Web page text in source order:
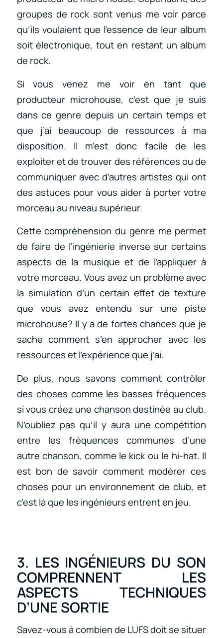
groupes de rock sont venus me voir parce
qu’ils voulaient que l’essence de leur album
soit électronique, tout en restant un album
de rock.
Si vous venez me voir en tant que
producteur microhouse, c’est que je suis
dans ce genre depuis un certain temps et
que j’ai beaucoup de ressources à ma
disposition. Il m’est donc facile de les
exploiter et de trouver des références ou de
communiquer avec d’autres artistes qui ont
des astuces pour vous aider à porter votre
morceau au niveau supérieur.
Cette compréhension du genre me permet
de faire de l’ingénierie inverse sur certains
aspects de la musique et de l’appliquer à
votre morceau. Vous avez un problème avec
la simulation d’un certain effet de texture
que vous avez entendu sur une piste
microhouse? Il y a de fortes chances que je
sache comment s’en approcher avec les
ressources et l’expérience que j’ai.
De plus, nous savons comment contrôler
des choses comme les basses fréquences
si vous créez une chanson destinée au club.
N’oubliez pas qu’il y aura une compétition
entre les fréquences communes d’une
autre chanson, comme le kick ou le hi-hat. Il
est bon de savoir comment modérer ces
choses pour un environnement de club, et
c’est là que les ingénieurs entrent en jeu.
3. LES INGÉNIEURS DU SON
COMPRENNENT LES
ASPECTS TECHNIQUES
D’UNE SORTIE
Savez-vous à combien de LUFS doit se situer